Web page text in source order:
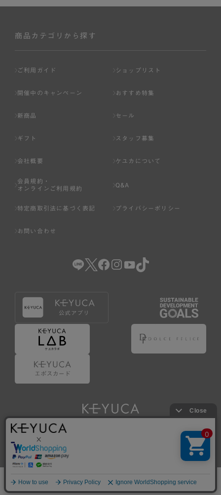
商品カテゴリから探す
ご利用ガイド ショップリスト
開催中のキャンペーン おすすめ特集
新商品 セール
ギフト スタッフ募集
会社概要 ケユカについて
会員規約・
オンラインご利用規約
Q&A
特定商取引法に基づく表記 プライバシーポリシー
お問い合わせ
Copyright © KAWAJUN Co., Ltd. All Rights Reserved.